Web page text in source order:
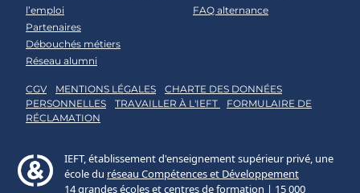
l’emploi
Partenaires
Débouchés métiers
Réseau alumni
FAQ alternance
CGV MENTIONS LÉGALES
CHARTE DES DONNÉES
PERSONNELLES
TRAVAILLER À L'IEFT
FORMULAIRE DE
RÉCLAMATION